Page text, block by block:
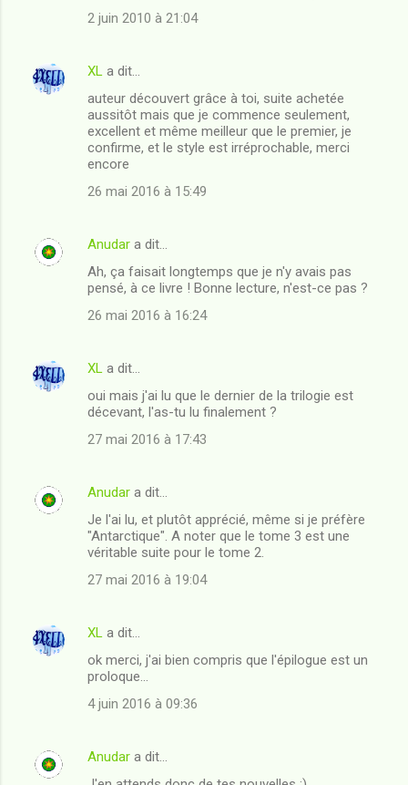
2 juin 2010 à 21:04
XL a dit…
auteur découvert grâce à toi, suite achetée
aussitôt mais que je commence seulement,
excellent et même meilleur que le premier, je
confirme, et le style est irréprochable, merci
encore
26 mai 2016 à 15:49
Anudar a dit…
Ah, ça faisait longtemps que je n'y avais pas
pensé, à ce livre ! Bonne lecture, n'est-ce pas ?
26 mai 2016 à 16:24
XL a dit…
oui mais j'ai lu que le dernier de la trilogie est
décevant, l'as-tu lu finalement ?
27 mai 2016 à 17:43
Anudar a dit…
Je l'ai lu, et plutôt apprécié, même si je préfère
"Antarctique". A noter que le tome 3 est une
véritable suite pour le tome 2.
27 mai 2016 à 19:04
XL a dit…
ok merci, j'ai bien compris que l'épilogue est un
proloque...
4 juin 2016 à 09:36
Anudar a dit…